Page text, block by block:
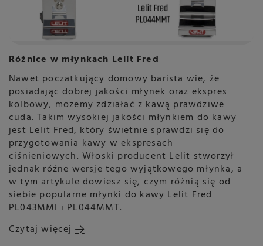
Różnice w młynkach Lelit Fred
Nawet poczatkujący domowy barista wie, że
posiadając dobrej jakości młynek oraz ekspres
kolbowy, możemy zdziałać z kawą prawdziwe
cuda. Takim wysokiej jakości młynkiem do kawy
jest Lelit Fred, który świetnie sprawdzi się do
przygotowania kawy w ekspresach
ciśnieniowych. Włoski producent Lelit stworzył
jednak różne wersje tego wyjątkowego młynka, a
w tym artykule dowiesz się, czym różnią się od
siebie popularne młynki do kawy Lelit Fred
PL043MMI i PL044MMT.
Czytaj więcej